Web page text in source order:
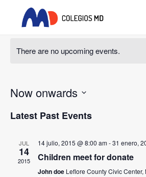
COLEGIOS MD
SEARCH
There are no upcoming events.
Now onwards
date.
Latest Past Events
JUL
14
2015
14 julio, 2015 @ 8:00 am-31 enero,
Children meet for donate
John doe Leflore County Civic